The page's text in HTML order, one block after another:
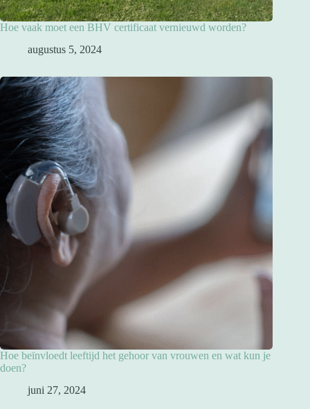
Hoe vaak moet een BHV certificaat vernieuwd worden?
augustus 5, 2024
Hoe beïnvloedt leeftijd het gehoor van vrouwen en wat kun je
doen?
juni 27, 2024